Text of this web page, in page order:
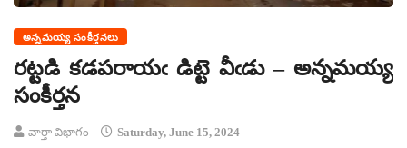
అన్నమయ్య సంకీర్తనలు
రట్టడి కడపరాయఁ డిట్టె వీఁడు – అన్నమయ్య
సంకీర్తన
వార్తా విభాగం Saturday, June 15, 2024